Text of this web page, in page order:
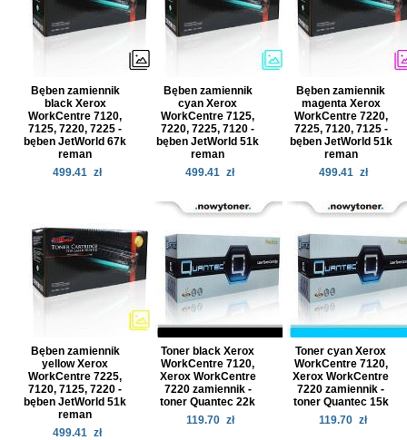
Bęben zamiennik
black Xerox
WorkCentre 7120,
7125, 7220, 7225 -
bęben JetWorld 67k
reman
499.41 zł
Bęben zamiennik
cyan Xerox
WorkCentre 7125,
7220, 7225, 7120 -
bęben JetWorld 51k
reman
499.41 zł
Bęben zamiennik
magenta Xerox
WorkCentre 7220,
7225, 7120, 7125 -
bęben JetWorld 51k
reman
499.41 zł
Bęben zamiennik
yellow Xerox
WorkCentre 7225,
7120, 7125, 7220 -
bęben JetWorld 51k
reman
499.41 zł
Toner black Xerox
WorkCentre 7120,
Xerox WorkCentre
7220 zamiennik -
toner Quantec 22k
119.70 zł
Toner cyan Xerox
WorkCentre 7120,
Xerox WorkCentre
7220 zamiennik -
toner Quantec 15k
119.70 zł